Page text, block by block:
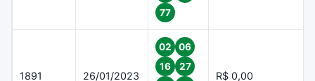
77
1891 26/01/2023
02
06
16
27
R$ 0,00